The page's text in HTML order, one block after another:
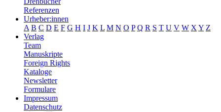
Referenzen
Urheber:innen
A B C D E F G H I J K L M N O P Q R S T U V W X Y Z
Verlag
Team
Manuskripte
Foreign Rights
Kataloge
Newsletter
Formulare
Impressum
Datenschutz